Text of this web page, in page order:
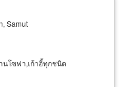
Samut
นโซฟา,เก้าอี้ทุกชนิด